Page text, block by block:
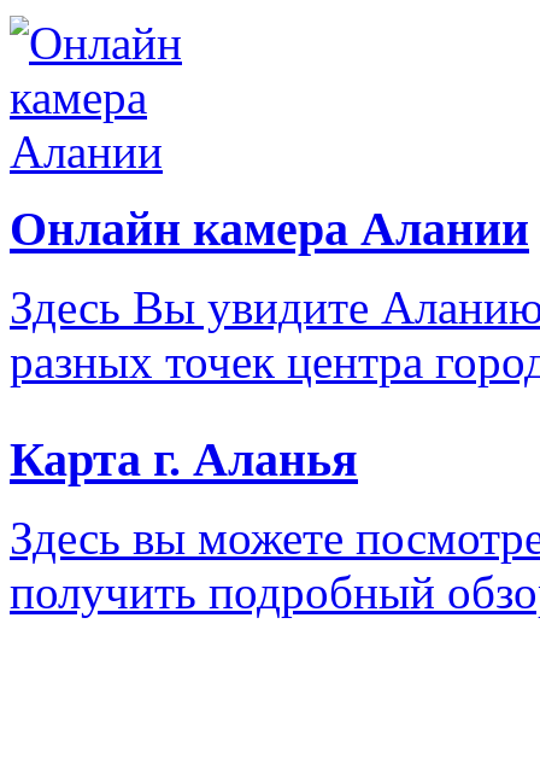
Онлайн камера Алании
Здесь Вы увидите
разных точек центра
Карта г. Аланья
Здесь вы можете
получить подробный